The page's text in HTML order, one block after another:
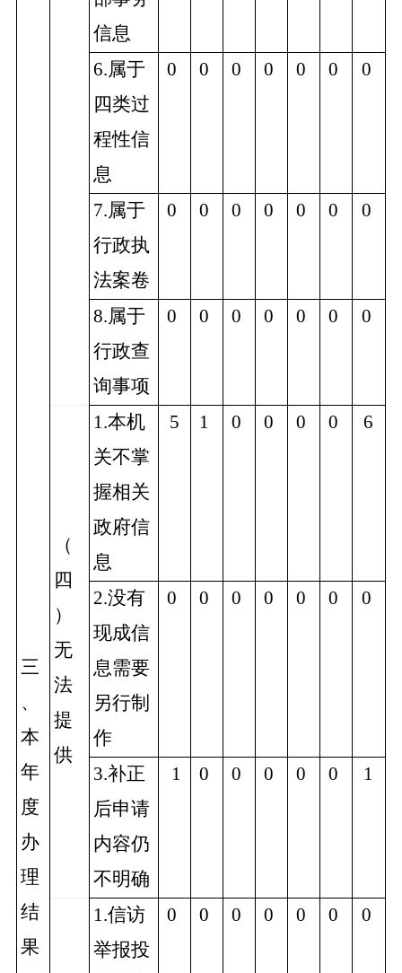
三
、
本
年
度
办
理
结
果
信息
6.属于
四类过
程性信
息
0 0 0 0 0 0 0
7.属于
行政执
法案卷
0 0 0 0 0 0 0
8.属于
行政查
询事项
0 0 0 0 0 0 0
（
四
）
无
法
提
供
1.本机
关不掌
握相关
政府信
息
5 1 0 0 0 0 6
2.没有
现成信
息需要
另行制
作
0 0 0 0 0 0 0
3.补正
后申请
内容仍
不明确
1 0 0 0 0 0 1
1.信访
举报投
0 0 0 0 0 0 0